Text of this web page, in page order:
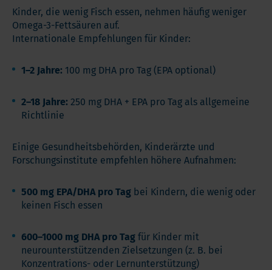
Kinder, die wenig Fisch essen, nehmen häufig weniger
Omega-3-Fettsäuren auf.
Internationale Empfehlungen für Kinder:
1–2 Jahre: 100 mg DHA pro Tag (EPA optional)
2–18 Jahre: 250 mg DHA + EPA pro Tag als allgemeine
Richtlinie
Einige Gesundheitsbehörden, Kinderärzte und
Forschungsinstitute empfehlen höhere Aufnahmen:
500 mg EPA/DHA pro Tag bei Kindern, die wenig oder
keinen Fisch essen
600–1000 mg DHA pro Tag für Kinder mit
neurounterstützenden Zielsetzungen (z. B. bei
Konzentrations- oder Lernunterstützung)